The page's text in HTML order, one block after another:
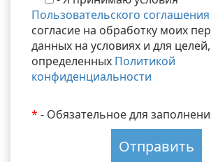
Пользовательского соглашения
согласие на обработку моих
данных на условиях и для целей,
определенных Политикой
конфиденциальности
* - Обязательное для